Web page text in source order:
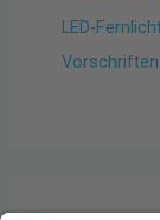
LED-
Vorschriften